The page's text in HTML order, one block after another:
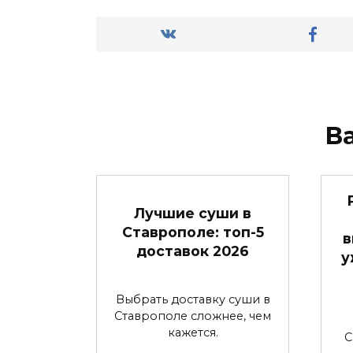
Лучшие суши в
Ставрополе: топ-5
доставок 2026
Выбрать доставку суши в
Ставрополе сложнее, чем
кажется.